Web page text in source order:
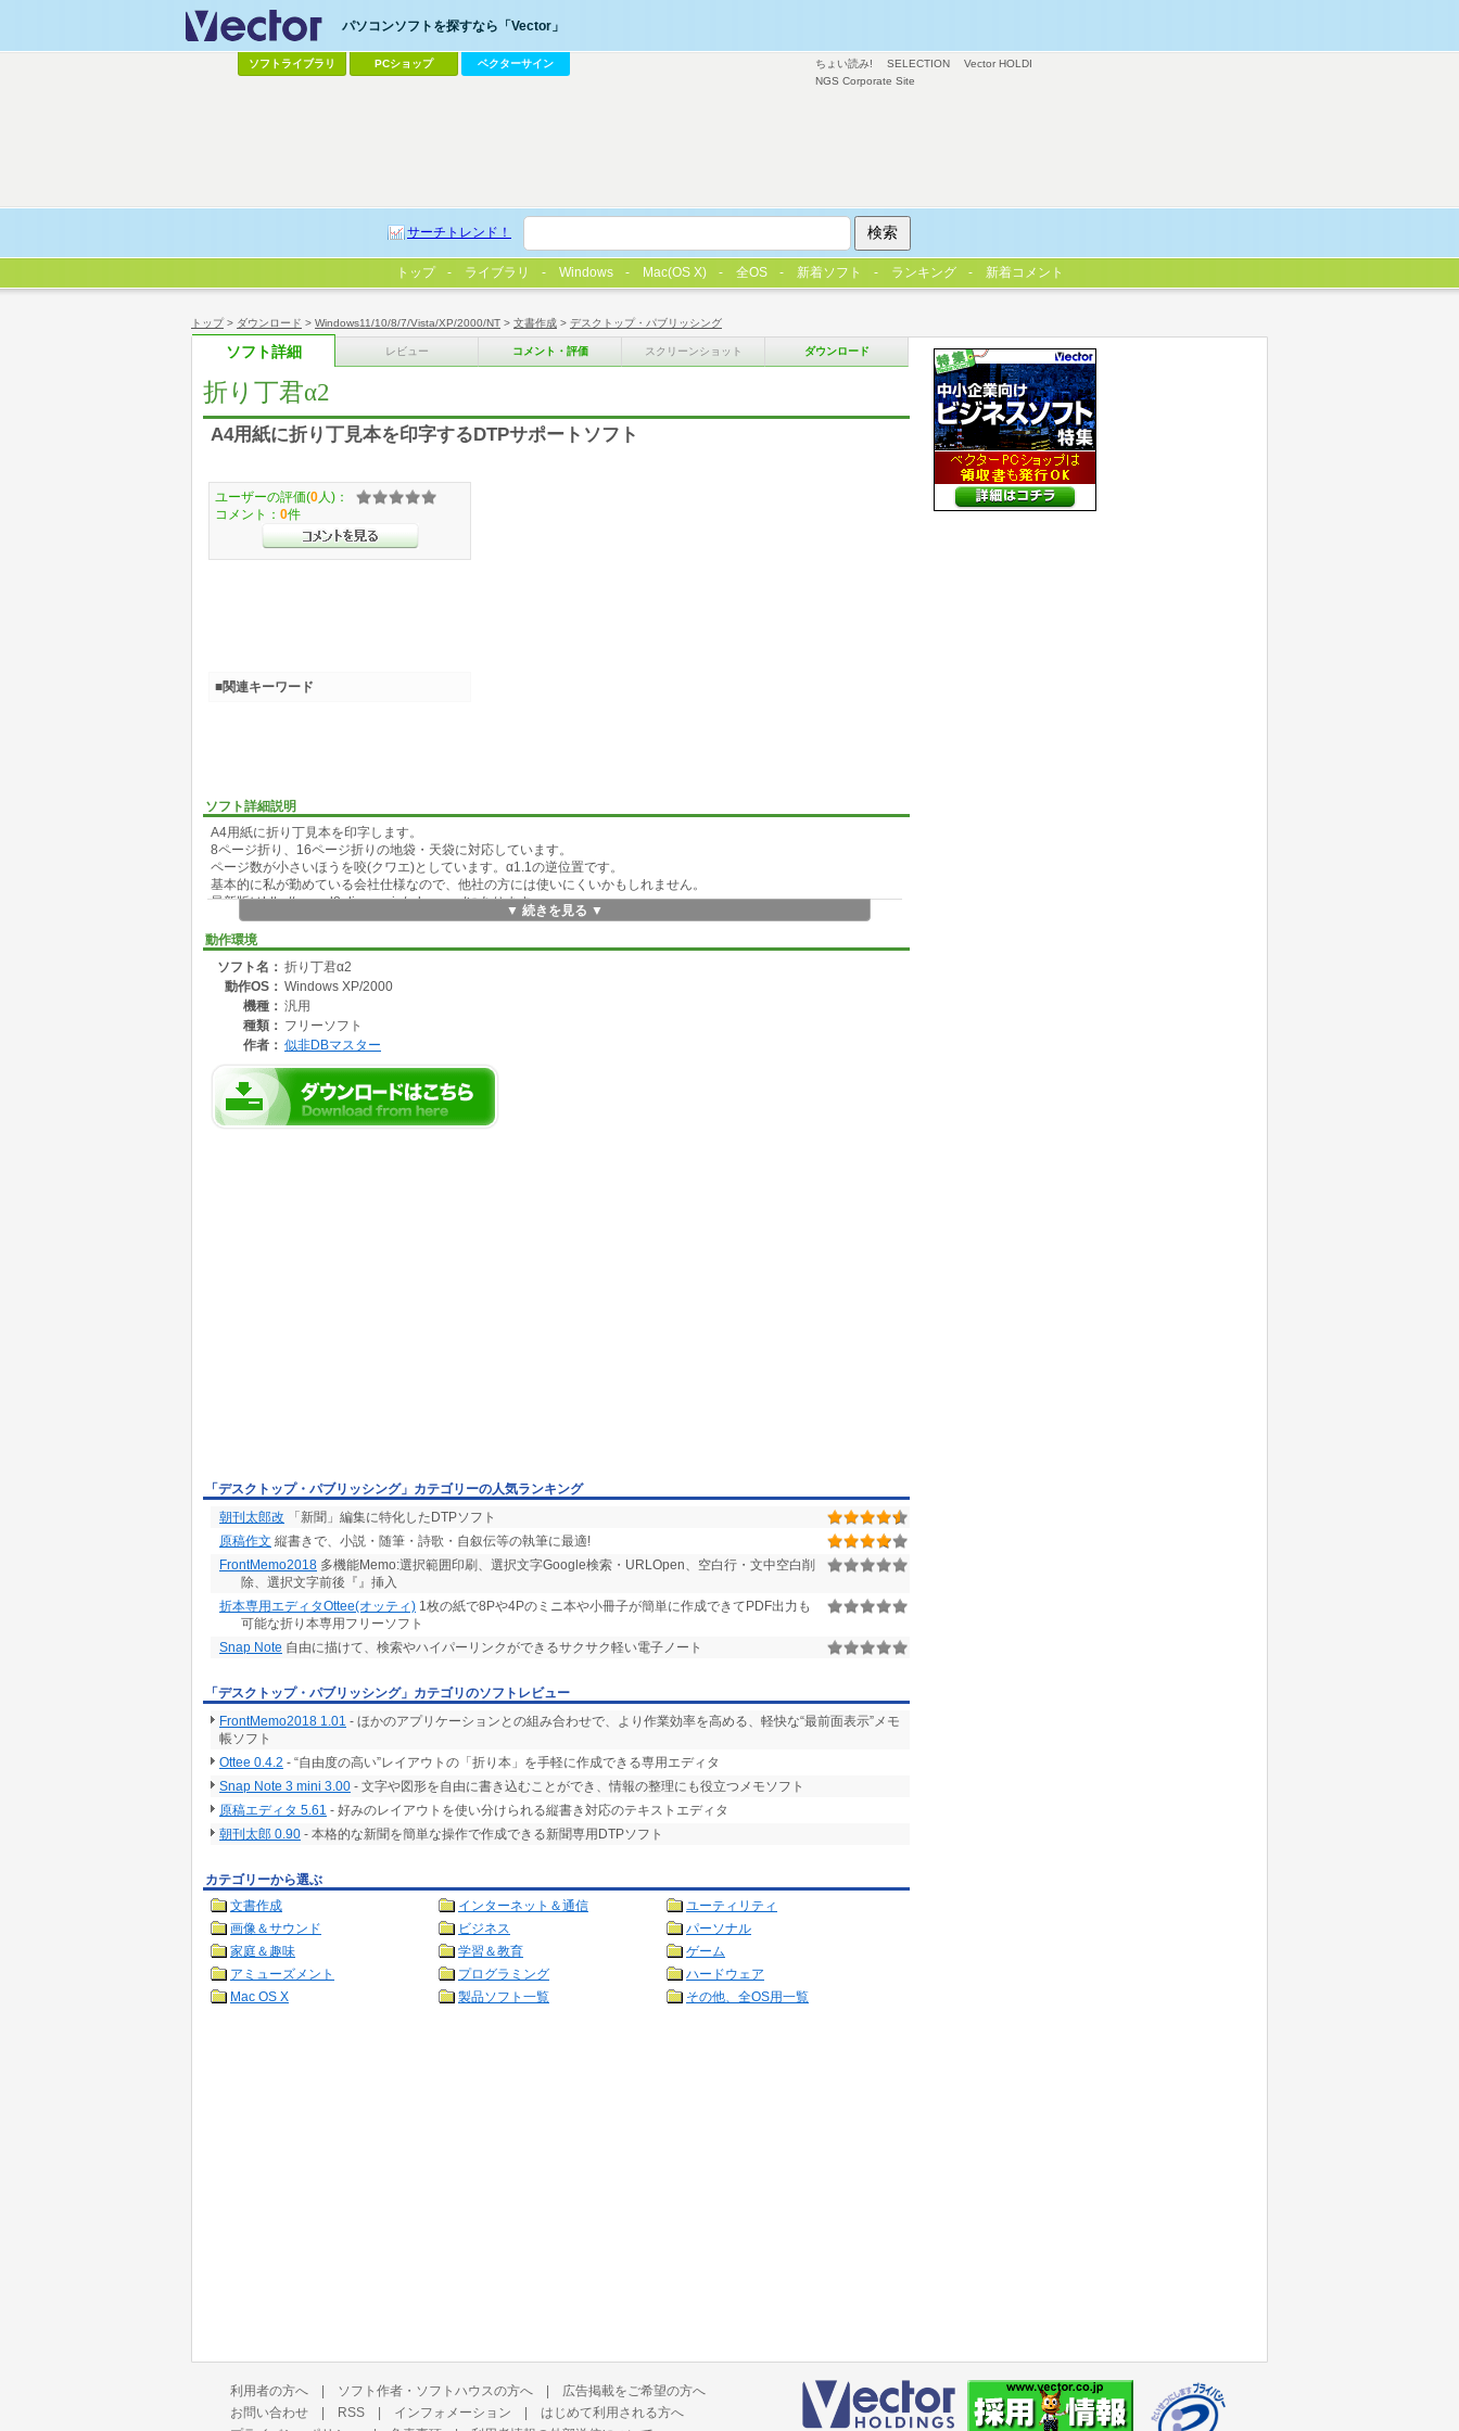
トップ> ダウンロード > Windows11/10/8/7/Vista/XP/2000/NT > 文書作成 > デスクトップ・パブリッシング
ソフト詳細 レビュー コメント・評価 スクリーンショット ダウンロード
折り丁君α2
A4用紙に折り丁見本を印字するDTPサポートソフト
ソフト詳細説明
A4用紙に折り丁見本を印字します。
8ページ折り、16ページ折りの地袋・天袋に対応しています。
ページ数が小さいほうを咬(クワエ)としています。α1.1の逆位置です。
基本的に私が勤めている会社仕様なので、他社の方には使いにくいかもしれません。
最新版はhttp://www.d8.dion.ne.jp/~donryuu/にあります。
▼ 続きを見る ▼
動作環境
ソフト名： 折り丁君α2
動作OS： Windows XP/2000
機種： 汎用
種類： フリーソフト
作者： 似非DBマスター
ユーザーの評価(0 人)：
コメント： 0件
■関連キーワード
「デスクトップ・パブリッシング」カテゴリーの人気ランキング
朝刊太郎改 「新聞」編集に特化したDTPソフト
原稿作文 縦書きで、小説・随筆・詩歌・自叙伝等の執筆に最適!
FrontMemo2018 多機能Memo:選択範囲印刷、選択文字Google検索・URLOpen、空白行・文中空白削
除、選択文字前後『』挿入
折本専用エディタOttee(オッティ) 1枚の紙で8Pや4Pのミニ本や小冊子が簡単に作成できてPDF出力も
可能な折り本専用フリーソフト
Snap Note 自由に描けて、検索やハイパーリンクができるサクサク軽い電子ノート
「デスクトップ・パブリッシング」カテゴリのソフトレビュー
FrontMemo2018 1.01 - ほかのアプリケーションとの組み合わせで、より作業効率を高める、軽快な“最前面表示”メモ
帳ソフト
Ottee 0.4.2 - “自由度の高い”レイアウトの「折り本」を手軽に作成できる専用エディタ
Snap Note 3 mini 3.00 - 文字や図形を自由に書き込むことができ、情報の整理にも役立つメモソフト
原稿エディタ 5.61 - 好みのレイアウトを使い分けられる縦書き対応のテキストエディタ
朝刊太郎 0.90 - 本格的な新聞を簡単な操作で作成できる新聞専用DTPソフト
カテゴリーから選ぶ
文書作成
インターネット＆通信
ユーティリティ
画像＆サウンド
ビジネス
パーソナル
家庭＆趣味
学習＆教育
ゲーム
アミューズメント
プログラミング
ハードウェア
Mac OS X
製品ソフト一覧 その他、全OS用一覧
ちょい読み! SELECTION
Vector HOLDI
NGS Corporate Site
パソコンソフトを探すなら「Vector」
ソフトライブラリ PCショップ ベクターサイン
サーチトレンド！
トップ ライブラリ Windows Mac(OS X) 全OS 新着ソフト ランキング 新着コメント
利用者の方へ | ソフト作者・ソフトハウスの方へ | 広告掲載をご希望の方へ
お問い合わせ | RSS | インフォメーション | はじめて利用される方へ